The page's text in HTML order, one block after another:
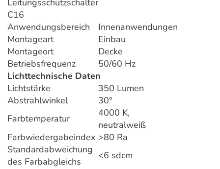
Leitungsschutzschalter
C16
Anwendungsbereich
Innenanwendungen
Montageart
Einbau
Montageort
Decke
Betriebsfrequenz
50/60 Hz
Lichttechnische Daten
Lichtstärke
350 Lumen
Abstrahlwinkel
30°
Farbtemperatur
4000 K,
neutralweiß
Farbwiedergabeindex >80 Ra
Standardabweichung
des Farbabgleichs
<6 sdcm